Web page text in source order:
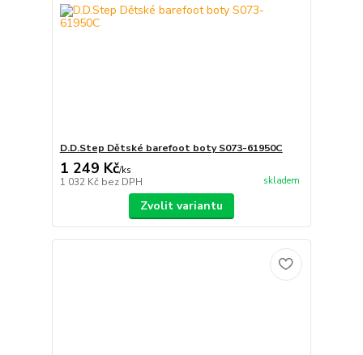
D.D.Step Dětské barefoot boty S073-61950C
1 249 Kč/ks
1 032 Kč bez DPH skladem
Zvolit variantu